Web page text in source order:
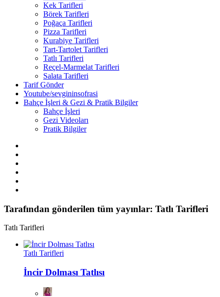
Kek Tarifleri
Börek Tarifleri
Poğaça Tarifleri
Pizza Tarifleri
Kurabiye Tarifleri
Tart-Tartolet Tarifleri
Tatlı Tarifleri
Reçel-Marmelat Tarifleri
Salata Tarifleri
Tarif Gönder
Youtube/sevgininsofrasi
Bahçe İşleri & Gezi & Pratik Bilgiler
Bahçe İşleri
Gezi Videoları
Pratik Bilgiler
Tarafından gönderilen tüm yayınlar: Tatlı Tarifleri
Tatlı Tarifleri
Tatlı Tarifleri
İncir Dolması Tatlısı